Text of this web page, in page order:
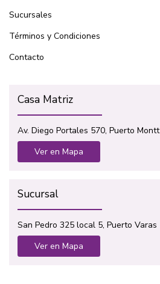
Sucursales
Términos y Condiciones
Contacto
Casa Matriz
Av. Diego Portales 570, Puerto Montt
Ver en Mapa
Sucursal
San Pedro 325 local 5, Puerto Varas
Ver en Mapa